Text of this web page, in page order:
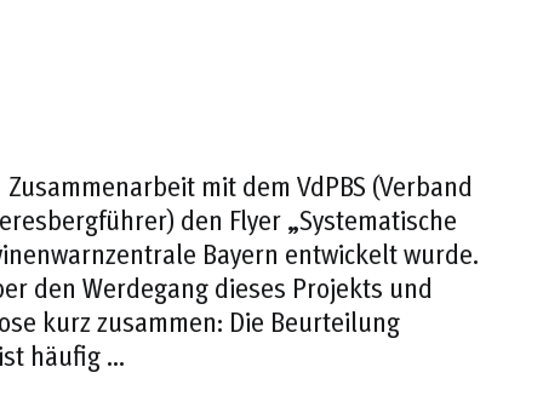
mit dem VdPBS (Verband
den Flyer „Systematische
Bayern entwickelt wurde.
den Werdegang dieses Projekts und
kurz zusammen: Die Beurteilung
häufig …